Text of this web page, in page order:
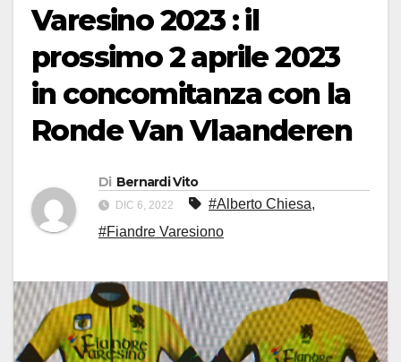
Varesino 2023 : il
prossimo 2 aprile 2023
in concomitanza con la
Ronde Van Vlaanderen
Di Bernardi Vito
DIC 6, 2022 #Alberto Chiesa,
#Fiandre Varesiono